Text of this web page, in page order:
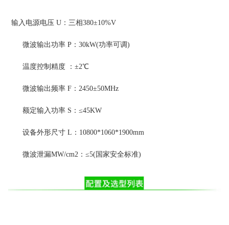
输入电源电压 U：三相380±10%V
微波输出功率 P：30kW(功率可调)
温度控制精度 ：±2℃
微波输出频率 F：2450±50MHz
额定输入功率 S：≤45KW
设备外形尺寸 L：10800*1060*1900mm
微波泄漏MW/cm2：≤5(国家安全标准)